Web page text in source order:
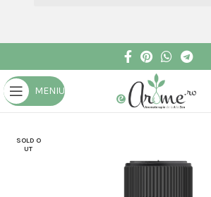
MENIU
SOLD O
UT